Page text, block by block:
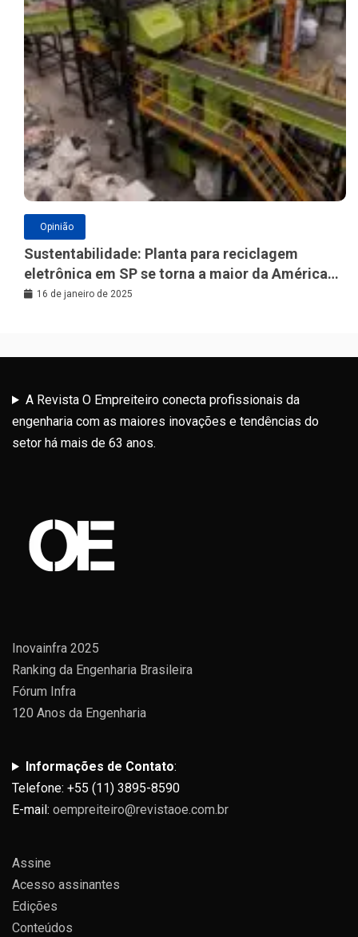
Opinião
Sustentabilidade: Planta para reciclagem
eletrônica em SP se torna a maior da América
Latina
16 de janeiro de 2025
A Revista O Empreiteiro conecta profissionais da
engenharia com as maiores inovações e tendências do
setor há mais de 63 anos.
Inovainfra 2025
Ranking da Engenharia Brasileira
Fórum Infra
120 Anos da Engenharia
Informações de Contato:
Telefone: +55 (11) 3895-8590
E-mail: oempreiteiro@revistaoe.com.br
Assine
Acesso assinantes
Edições
Conteúdos